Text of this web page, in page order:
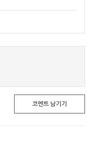
코멘트 남기기